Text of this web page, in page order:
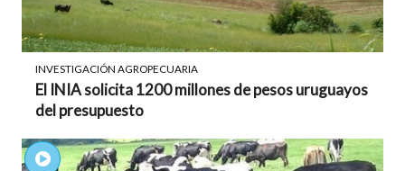
INVESTIGACIÓN AGROPECUARIA
El INIA solicita 1200 millones de pesos uruguayos
del presupuesto